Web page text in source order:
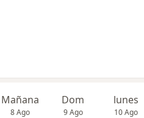
Mañana
8 Ago
Dom
9 Ago
lunes
10 Ago